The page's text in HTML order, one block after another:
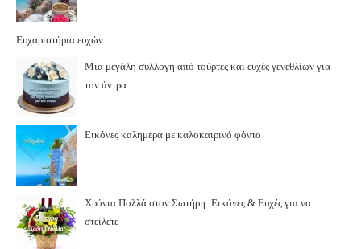
Ευχαριστήρια ευχών
Μια μεγάλη συλλογή από τούρτες και ευχές γενεθλίων για
τον άντρα.
Εικόνες καλημέρα με καλοκαιρινό φόντο
Χρόνια Πολλά στον Σωτήρη: Εικόνες & Ευχές για να
στείλετε